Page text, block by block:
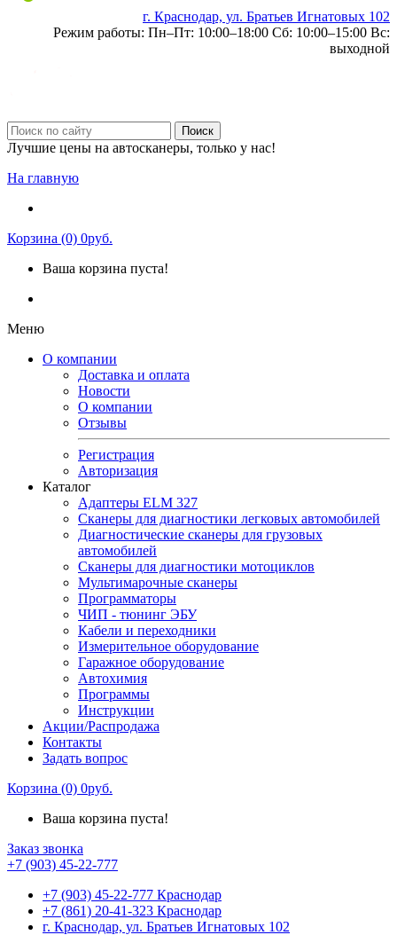
г. Краснодар, ул. Братьев Игнатовых 102
Режим работы: Пн–Пт: 10:00–18:00 Сб: 10:00–15:00 Вс:
выходной
Поиск
Лучшие цены на автосканеры, только у нас!
На главную
Корзина (0) 0руб.
Ваша корзина пуста!
Меню
О компании
Доставка и оплата
Новости
О компании
Отзывы
Регистрация
Авторизация
Каталог
Адаптеры ELM 327
Сканеры для диагностики легковых автомобилей
Диагностические сканеры для грузовых
автомобилей
Сканеры для диагностики мотоциклов
Мультимарочные сканеры
Программаторы
ЧИП - тюнинг ЭБУ
Кабели и переходники
Измерительное оборудование
Гаражное оборудование
Автохимия
Программы
Инструкции
Акции/Распродажа
Контакты
Задать вопрос
Корзина (0) 0руб.
Ваша корзина пуста!
Заказ звонка
+7 (903) 45-22-777
+7 (903) 45-22-777 Краснодар
+7 (861) 20-41-323 Краснодар
г. Краснодар, ул. Братьев Игнатовых 102